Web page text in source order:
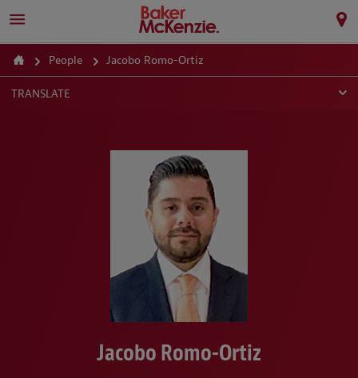
People Jacobo Romo-Ortiz
TRANSLATE
Jacobo Romo-Ortiz